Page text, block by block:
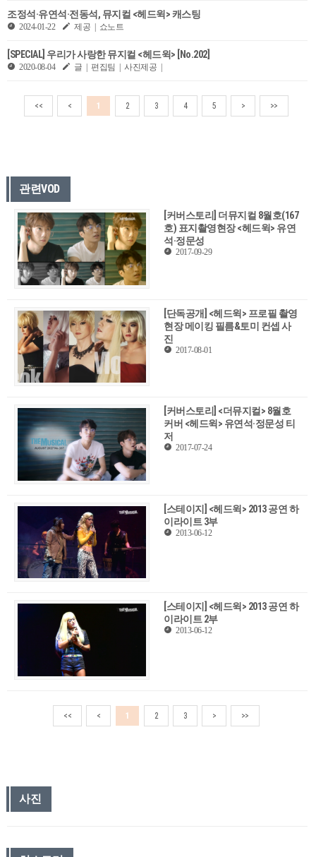
조정석·유연석·전동석, 뮤지컬 <헤드윅> 캐스팅
2024-01-22 제공 | 쇼노트
[SPECIAL] 우리가 사랑한 뮤지컬 <헤드윅> [No.202]
2020-08-04 글 | 편집팀 | 사진제공 |
<< < 1 2 3 4 5 > >>
관련VOD
[커버스토리] 더뮤지컬 8월호(167
호) 표지촬영현장 <헤드윅> 유연
석·정문성
2017-09-29
[단독공개] <헤드윅> 프로필 촬영
현장 메이킹 필름&토미 컨셉 사
진
2017-08-01
[커버스토리] <더뮤지컬> 8월호
커버 <헤드윅> 유연석·정문성 티
저
2017-07-24
[스테이지] <헤드윅> 2013 공연 하
이라이트 3부
2013-06-12
[스테이지] <헤드윅> 2013 공연 하
이라이트 2부
2013-06-12
<< < 1 2 3 > >>
사진